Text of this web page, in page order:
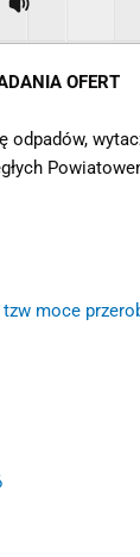
OFERT
odpadów,
moce